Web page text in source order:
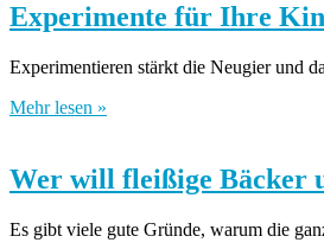
Experimente für Ihre
Experimentieren stärkt die Neugier und
Mehr lesen »
Wer will fleißige Bäcker
Es gibt viele gute Gründe, warum die